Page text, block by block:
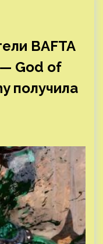
BAFTA
— God of
получила